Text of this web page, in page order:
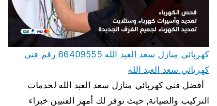
كهربائي منازل سعد العبد الله 66409555 رقم فني
كهربائي سعد العبد الله
أفضل فني كهربائي منازل سعد العبد الله لخدمات
التركيب والصيانة, حيث نوفر لك أمهر الفنيين خبراء